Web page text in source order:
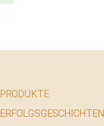
PRODUKTE
ERFOLGSGESCHICHTEN